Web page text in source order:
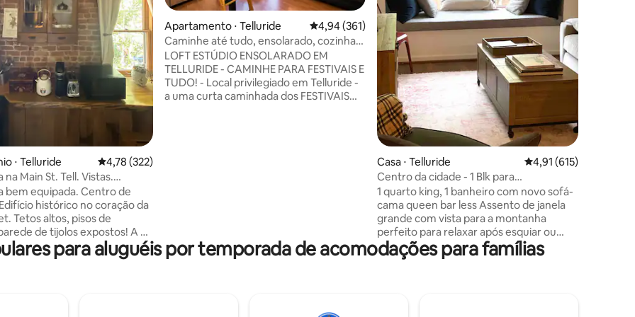
de 5, 108 avaliações
⋅ Telluride 4,78 de uma avaliação média de 5, 322 avaliações
4,78 (322)
Main St. Tell. Vistas.
de estacionamento
bem equipada. Centro de
histórico no coração da
Tetos altos, pisos de
de tijolos expostos! A 3
gôndola e dos teleféricos de
para o leste das montanhas
Apartamento ⋅ Telluride 4,94 de uma avaliação média de 5, 361 avaliações
4,94 (361)
Caminhe até tudo, ensolarado, cozinha,
banheira de hidromassagem, tranquilo
LOFT ESTÚDIO ENSOLARADO EM
TELLURIDE - CAMINHE PARA FESTIVAIS E
TUDO! - Local privilegiado em Telluride -
a uma curta caminhada dos FESTIVAIS
julho, Ação de Graças, Natal e escapadas
de primavera/outono! Reserve sua
Casa ⋅ Telluride 4,91 de uma avaliação
4,91 (615)
Centro da cidade - 1 Blk para
gondo/teleférico 8/rua principal
1 quarto king, 1 banheiro com novo sofá-
cama queen bar less Assento de janela
grande com vista para a montanha
perfeito para relaxar após esquiar ou
caminhar 1 vaga de garagem incluída 1,5
blks para gôndola e teleférico 1
para aluguéis por temporada de acomodações para famílias